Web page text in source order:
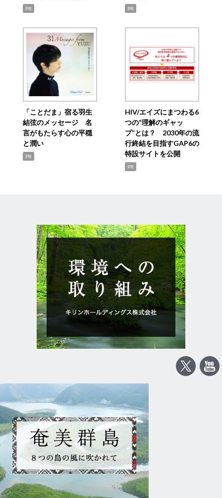
PR PR
「ことだま」宿る羽生
結弦のメッセージ 名
言がもたらす心の平穏
と潤い
PR
HIV/エイズにまつわる6
つの“理解のギャッ
プ”とは？ 2030年の流
行終結を目指すGAP6の
特設サイトを公開
PR